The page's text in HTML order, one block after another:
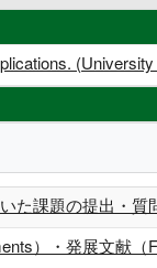
た課題の提出・
）・発展文献（